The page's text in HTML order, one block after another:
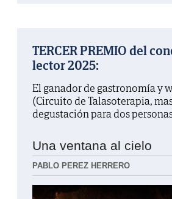
TERCER PREMIO del
lector 2025:
El ganador de gastronomía y
(Circuito de Talasoterapia,
degustación para dos
Una ventana al cielo
PABLO PEREZ HERRERO